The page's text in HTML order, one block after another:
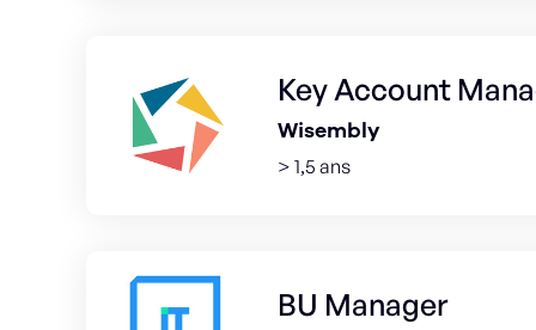
Key Account
Wisembly
> 1,5 ans
BU Manager